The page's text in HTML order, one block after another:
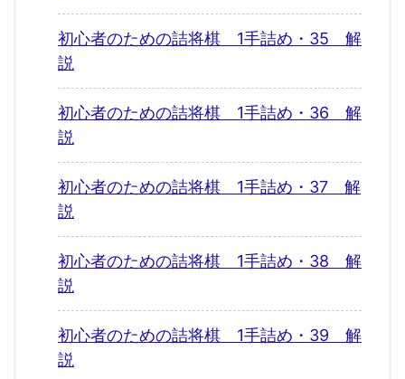
初心者のための詰将棋 1手詰め・35 解
説
初心者のための詰将棋 1手詰め・36 解
説
初心者のための詰将棋 1手詰め・37 解
説
初心者のための詰将棋 1手詰め・38 解
説
初心者のための詰将棋 1手詰め・39 解
説